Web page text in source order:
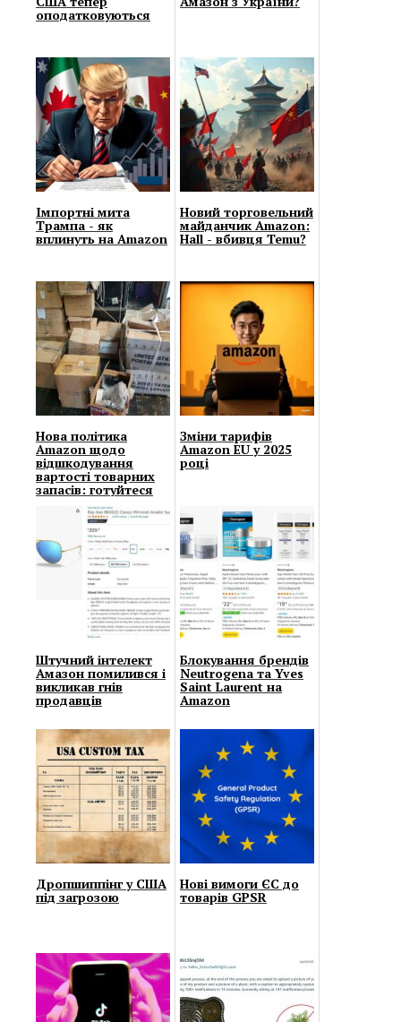
оподатковуються
Імпортні мита
Трампа - як
вплинуть на Amazon
Новий торговельний
майданчик Amazon:
Hall - вбивця Temu?
Нова політика
Amazon щодо
відшкодування
вартості товарних
запасів: готуйтеся
до збитків
Зміни тарифів
Amazon EU у 2025
році
Штучний інтелект
Амазон помилився і
викликав гнів
продавців
Блокування брендів
Neutrogena та Yves
Saint Laurent на
Amazon
Дропшиппінг у США
під загрозою
Нові вимоги ЄС до
товарів GPSR